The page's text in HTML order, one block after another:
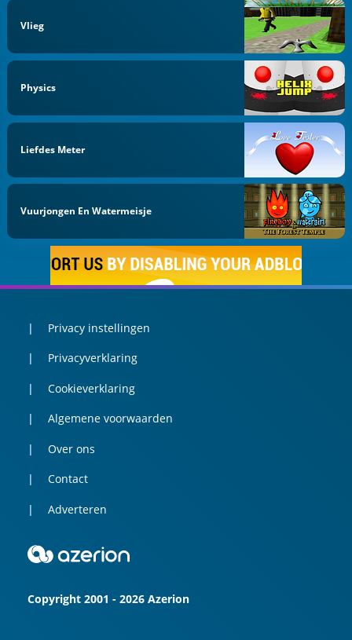
Vlieg
Physics
Liefdes Meter
Vuurjongen En Watermeisje
Privacy instellingen
Privacyverklaring
Cookieverklaring
Algemene voorwaarden
Over ons
Contact
Adverteren
Copyright 2001 - 2026 Azerion